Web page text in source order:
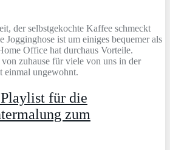
der selbstgekochte Kaffee schmeckt
Jogginghose ist um einiges bequemer als
Office hat durchaus Vorteile.
zuhause für viele von uns in der
einmal ungewohnt.
für die
zum